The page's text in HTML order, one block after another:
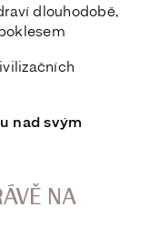
dlouhodobě,
nad svým
NA